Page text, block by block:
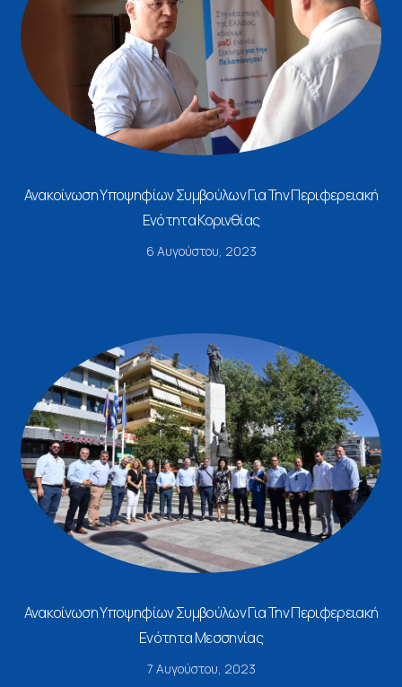
Ανακοίνωση Υποψηφίων Συμβούλων Για Την Περιφερειακή
Ενότητα Κορινθίας
6 Αυγούστου, 2023
Ανακοίνωση Υποψηφίων Συμβούλων Για Την Περιφερειακή
Ενότητα Μεσσηνίας
7 Αυγούστου, 2023